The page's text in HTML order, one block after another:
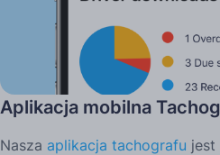
Aplikacja mobilna
Nasza aplikacja tachografu jest